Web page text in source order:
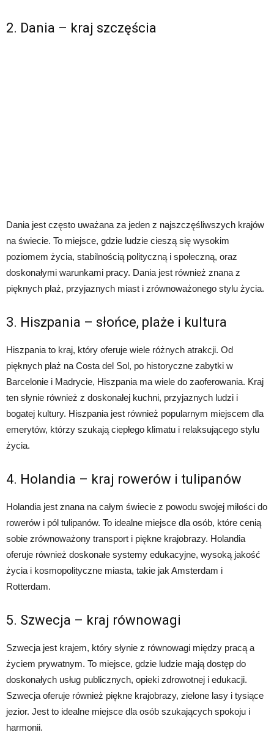
2. Dania – kraj szczęścia
Dania jest często uważana za jeden z najszczęśliwszych krajów
na świecie. To miejsce, gdzie ludzie cieszą się wysokim
poziomem życia, stabilnością polityczną i społeczną, oraz
doskonałymi warunkami pracy. Dania jest również znana z
pięknych plaż, przyjaznych miast i zrównoważonego stylu życia.
3. Hiszpania – słońce, plaże i kultura
Hiszpania to kraj, który oferuje wiele różnych atrakcji. Od
pięknych plaż na Costa del Sol, po historyczne zabytki w
Barcelonie i Madrycie, Hiszpania ma wiele do zaoferowania. Kraj
ten słynie również z doskonałej kuchni, przyjaznych ludzi i
bogatej kultury. Hiszpania jest również popularnym miejscem dla
emerytów, którzy szukają ciepłego klimatu i relaksującego stylu
życia.
4. Holandia – kraj rowerów i tulipanów
Holandia jest znana na całym świecie z powodu swojej miłości do
rowerów i pól tulipanów. To idealne miejsce dla osób, które cenią
sobie zrównoważony transport i piękne krajobrazy. Holandia
oferuje również doskonałe systemy edukacyjne, wysoką jakość
życia i kosmopolityczne miasta, takie jak Amsterdam i
Rotterdam.
5. Szwecja – kraj równowagi
Szwecja jest krajem, który słynie z równowagi między pracą a
życiem prywatnym. To miejsce, gdzie ludzie mają dostęp do
doskonałych usług publicznych, opieki zdrowotnej i edukacji.
Szwecja oferuje również piękne krajobrazy, zielone lasy i tysiące
jezior. Jest to idealne miejsce dla osób szukających spokoju i
harmonii.